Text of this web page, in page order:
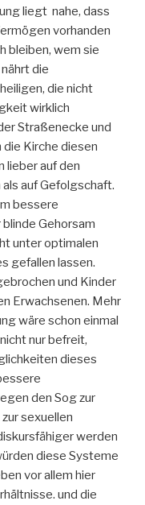
liegt nahe, dass
vorhanden
bleiben, wem sie
die
die nicht
wirklich
Straßenecke und
die Kirche diesen
lieber auf den
auf Gefolgschaft.
bessere
Gehorsam
unter optimalen
gefallen lassen.
und Kinder
Erwachsenen. Mehr
wäre schon einmal
nur befreit,
dieses
den Sog zur
sexuellen
werden
diese Systeme
vor allem hier
und die